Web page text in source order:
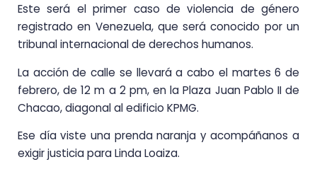
Este será el primer caso de violencia de género
registrado en Venezuela, que será conocido por un
tribunal internacional de derechos humanos.
La acción de calle se llevará a cabo el martes 6 de
febrero, de 12 m a 2 pm, en la Plaza Juan Pablo II de
Chacao, diagonal al edificio KPMG.
Ese día viste una prenda naranja y acompáñanos a
exigir justicia para Linda Loaiza.